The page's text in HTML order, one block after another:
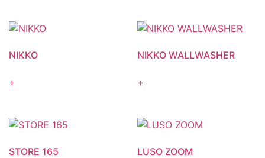
NIKKO
+
NIKKO WALLWASHER
+
STORE 165 LUSO ZOOM